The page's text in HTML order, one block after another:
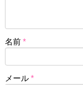
名前 *
メール *